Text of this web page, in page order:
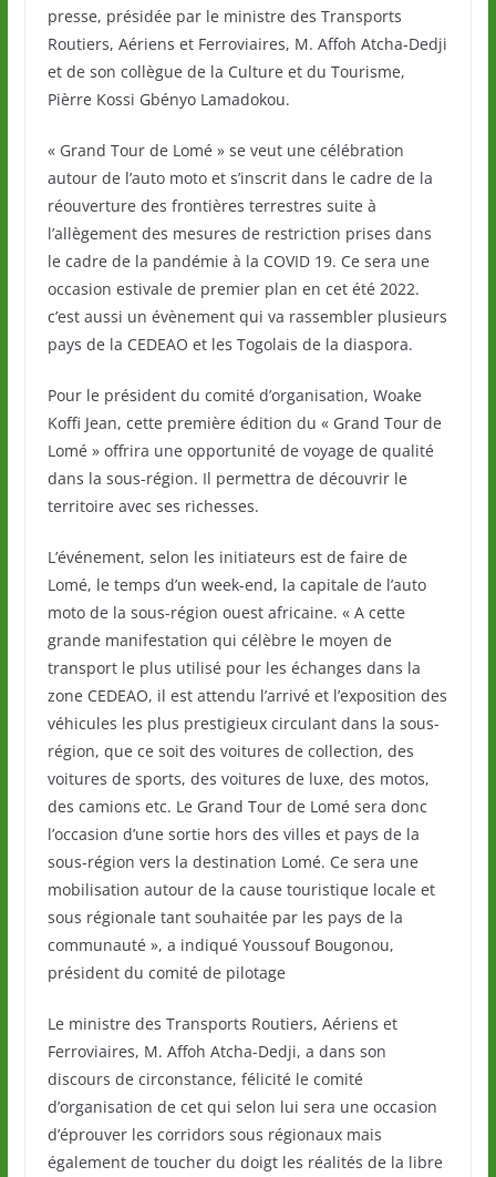
presse, présidée par le ministre des Transports
Routiers, Aériens et Ferroviaires, M. Affoh Atcha-Dedji
et de son collègue de la Culture et du Tourisme,
Pièrre Kossi Gbényo Lamadokou.
« Grand Tour de Lomé » se veut une célébration
autour de l’auto moto et s’inscrit dans le cadre de la
réouverture des frontières terrestres suite à
l’allègement des mesures de restriction prises dans
le cadre de la pandémie à la COVID 19. Ce sera une
occasion estivale de premier plan en cet été 2022.
c’est aussi un évènement qui va rassembler plusieurs
pays de la CEDEAO et les Togolais de la diaspora.
Pour le président du comité d’organisation, Woake
Koffi Jean, cette première édition du « Grand Tour de
Lomé » offrira une opportunité de voyage de qualité
dans la sous-région. Il permettra de découvrir le
territoire avec ses richesses.
L’événement, selon les initiateurs est de faire de
Lomé, le temps d’un week-end, la capitale de l’auto
moto de la sous-région ouest africaine. « A cette
grande manifestation qui célèbre le moyen de
transport le plus utilisé pour les échanges dans la
zone CEDEAO, il est attendu l’arrivé et l’exposition des
véhicules les plus prestigieux circulant dans la sous-
région, que ce soit des voitures de collection, des
voitures de sports, des voitures de luxe, des motos,
des camions etc. Le Grand Tour de Lomé sera donc
l’occasion d’une sortie hors des villes et pays de la
sous-région vers la destination Lomé. Ce sera une
mobilisation autour de la cause touristique locale et
sous régionale tant souhaitée par les pays de la
communauté », a indiqué Youssouf Bougonou,
président du comité de pilotage
Le ministre des Transports Routiers, Aériens et
Ferroviaires, M. Affoh Atcha-Dedji, a dans son
discours de circonstance, félicité le comité
d’organisation de cet qui selon lui sera une occasion
d’éprouver les corridors sous régionaux mais
également de toucher du doigt les réalités de la libre